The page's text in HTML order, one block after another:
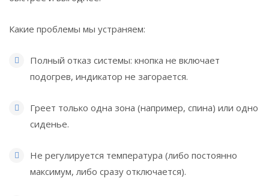
Какие проблемы мы устраняем:
Полный отказ системы: кнопка не включает
подогрев, индикатор не загорается.
Греет только одна зона (например, спина) или одно
сиденье.
Не регулируется температура (либо постоянно
максимум, либо сразу отключается).